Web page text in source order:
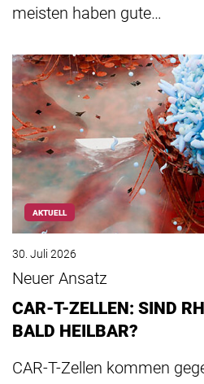
meisten haben gute…
AKTUELL
30. Juli 2026
Neuer Ansatz
CAR-T-ZELLEN: SIND
BALD HEILBAR?
CAR-T-Zellen kommen